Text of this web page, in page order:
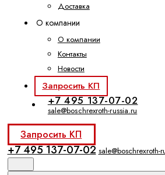
Доставка
О компании
О компании
Контакты
Новости
Запросить КП
+7 495 137-07-02
sale@boschrexroth-russia.ru
Запросить КП
+7 495 137-07-02 sale@boschrexroth-